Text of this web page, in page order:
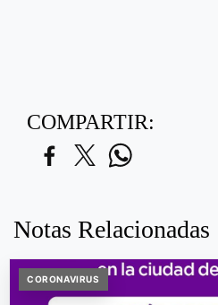
COMPARTIR:
Notas Relacionadas
CORONAVIRUS